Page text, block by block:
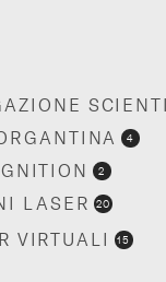
4
2
LASER 20
VIRTUALI 15